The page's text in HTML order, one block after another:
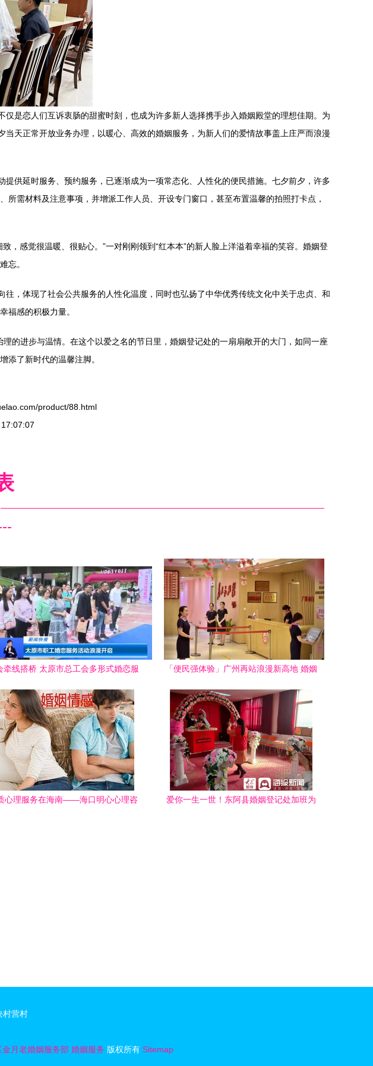
是恋人们互诉衷肠的甜蜜时刻，也成为许多新人选择携手步入婚姻殿堂的理想佳期。为
天正常开放业务办理，以暖心、高效的婚姻服务，为新人们的爱情故事盖上庄严而浪漫
供延时服务、预约服务，已逐渐成为一项常态化、人性化的便民措施。七夕前夕，许多
需材料及注意事项，并增派工作人员、开设专门窗口，甚至布置温馨的拍照打卡点，
感觉很温暖、很贴心。”一对刚刚领到“红本本”的新人脸上洋溢着幸福的笑容。婚姻登
忘。
，体现了社会公共服务的人性化温度，同时也弘扬了中华优秀传统文化中关于忠贞、和
福感的积极力量。
的进步与温情。在这个以爱之名的节日里，婚姻登记处的一扇扇敞开的大门，如同一座
添了新时代的温馨注脚。
product/88.html
牵线搭桥 太原市总工会多形式婚恋服
「便民强体验」广州再站浪漫新高地 婚姻
心理服务在海南——海口明心心理咨
爱你一生一世！东阿县婚姻登记处加班为
村营村
金月老婚姻服务部 婚姻服务 版权所有 Sitemap